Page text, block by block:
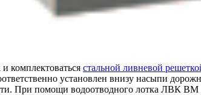
комплектоваться стальной ливневой
установлен внизу насыпи
При помощи водоотводного лотка ЛВК